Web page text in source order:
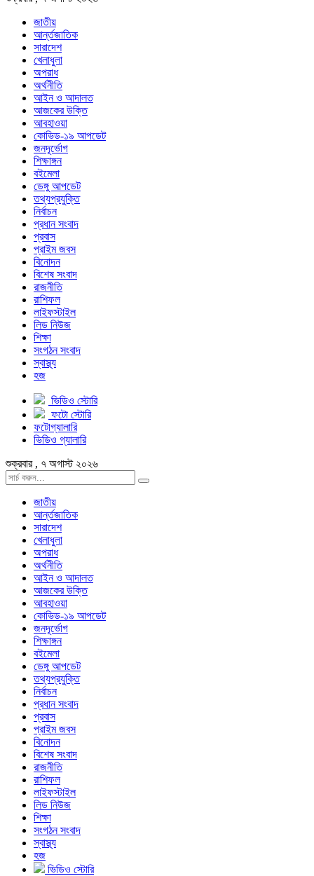
জাতীয়
আর্ন্তজাতিক
সারাদেশ
খেলাধুলা
অপরাধ
অর্থনীতি
আইন ও আদালত
আজকের উক্তি
আবহাওয়া
কোভিড-১৯ আপডেট
জনদূর্ভোগ
শিক্ষাঙ্গন
বইমেলা
ডেঙ্গু আপডেট
তথ্যপ্রযুক্তি
নির্বাচন
প্রধান সংবাদ
প্রবাস
প্রাইম জবস
বিনোদন
বিশেষ সংবাদ
রাজনীতি
রাশিফল
লাইফস্টাইল
লিড নিউজ
শিক্ষা
সংগঠন সংবাদ
স্বাস্থ্য
হজ
ভিডিও স্টোরি
ফটো স্টোরি
ফটোগ্যালারি
ভিডিও গ্যালারি
শুক্রবার , ৭ অগাস্ট ২০২৬
জাতীয়
আর্ন্তজাতিক
সারাদেশ
খেলাধুলা
অপরাধ
অর্থনীতি
আইন ও আদালত
আজকের উক্তি
আবহাওয়া
কোভিড-১৯ আপডেট
জনদূর্ভোগ
শিক্ষাঙ্গন
বইমেলা
ডেঙ্গু আপডেট
তথ্যপ্রযুক্তি
নির্বাচন
প্রধান সংবাদ
প্রবাস
প্রাইম জবস
বিনোদন
বিশেষ সংবাদ
রাজনীতি
রাশিফল
লাইফস্টাইল
লিড নিউজ
শিক্ষা
সংগঠন সংবাদ
স্বাস্থ্য
হজ
ভিডিও স্টোরি